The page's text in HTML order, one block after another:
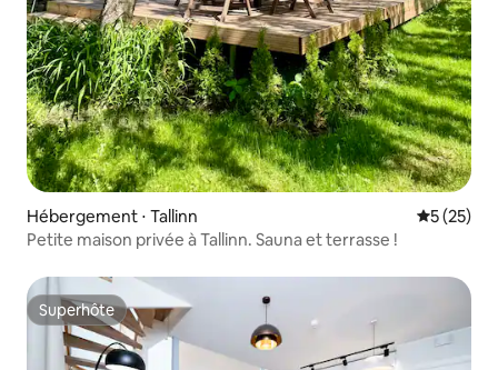
Hébergement ⋅ Tallinn
5 (25)
Petite maison privée à Tallinn. Sauna et terrasse !
Superhôte
Superhôte